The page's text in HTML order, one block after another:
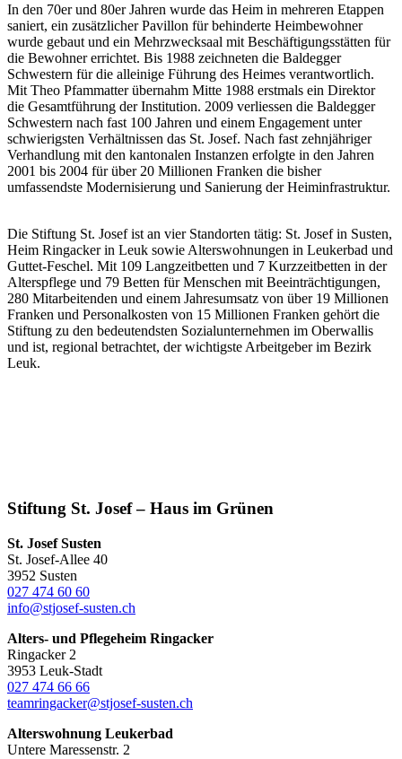
In den 70er und 80er Jahren wurde das Heim in mehreren Etappen
saniert, ein zusätzlicher Pavillon für behinderte Heimbewohner
wurde gebaut und ein Mehrzwecksaal mit Beschäftigungsstätten für
die Bewohner errichtet. Bis 1988 zeichneten die Baldegger
Schwestern für die alleinige Führung des Heimes verantwortlich.
Mit Theo Pfammatter übernahm Mitte 1988 erstmals ein Direktor
die Gesamtführung der Institution. 2009 verliessen die Baldegger
Schwestern nach fast 100 Jahren und einem Engagement unter
schwierigsten Verhältnissen das St. Josef. Nach fast zehnjähriger
Verhandlung mit den kantonalen Instanzen erfolgte in den Jahren
2001 bis 2004 für über 20 Millionen Franken die bisher
umfassendste Modernisierung und Sanierung der Heiminfrastruktur.
Die Stiftung St. Josef ist an vier Standorten tätig: St. Josef in Susten,
Heim Ringacker in Leuk sowie Alterswohnungen in Leukerbad und
Guttet-Feschel. Mit 109 Langzeitbetten und 7 Kurzzeitbetten in der
Alterspflege und 79 Betten für Menschen mit Beeinträchtigungen,
280 Mitarbeitenden und einem Jahresumsatz von über 19 Millionen
Franken und Personalkosten von 15 Millionen Franken gehört die
Stiftung zu den bedeutendsten Sozialunternehmen im Oberwallis
und ist, regional betrachtet, der wichtigste Arbeitgeber im Bezirk
Leuk.
Stiftung St. Josef – Haus im Grünen
St. Josef Susten
St. Josef-Allee 40
3952 Susten
027 474 60 60
info@stjosef-susten.ch
Alters- und Pflegeheim Ringacker
Ringacker 2
3953 Leuk-Stadt
027 474 66 66
teamringacker@stjosef-susten.ch
Alterswohnung Leukerbad
Untere Maressenstr. 2